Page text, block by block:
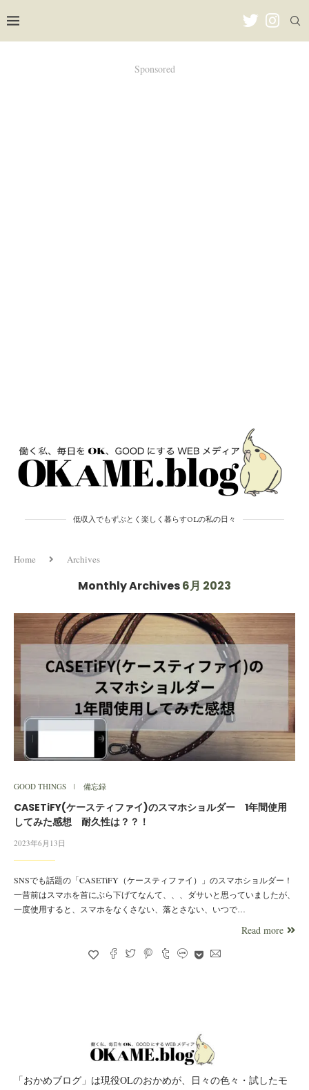
低収入でもずぶとく楽しく暮らすOLの私の日々
Home Archives
Monthly Archives6月 2023
GOOD THINGS 備忘録
CASETiFY(ケースティファイ)のスマホショルダー 1年間使用
してみた感想 耐久性は？？！
2023年6月13日
SNSでも話題の「CASETiFY（ケースティファイ）」のスマホショルダー！
一昔前はスマホを首にぶら下げてなんて、、、ダサいと思っていましたが、
一度使用すると、スマホをなくさない、落とさない、いつで…
Read more
「おかめブログ」は現役OLのおかめが、日々の色々・試したモ